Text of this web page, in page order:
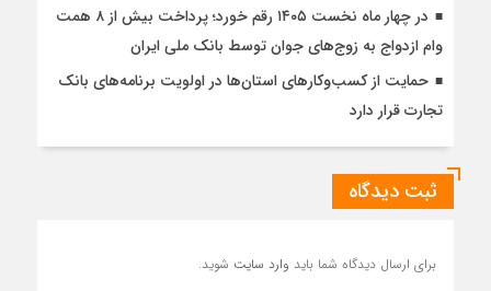
در چهار ماه نخست ۱۴۰۵ رقم خورد؛ پرداخت بیش از ۸ همت
وام ازدواج به زوج‌های جوان توسط بانک ملی ایران
حمایت از کسب‌وکارهای استان‌ها در اولویت برنامه‌های بانک
تجارت قرار دارد
ثبت دیدگاه
برای ارسال دیدگاه شما باید وارد سایت شوید.